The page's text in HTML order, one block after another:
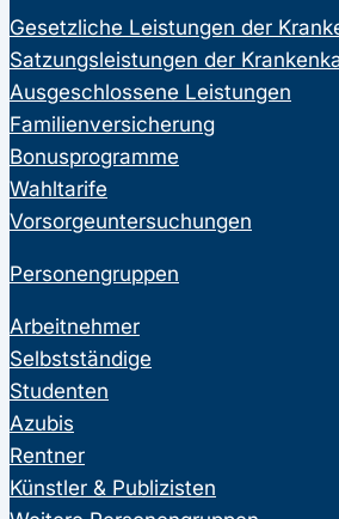
Gesetzliche Leistungen der
Satzungsleistungen der
Ausgeschlossene Leistungen
Familienversicherung
Bonusprogramme
Wahltarife
Vorsorgeuntersuchungen
Personengruppen
Arbeitnehmer
Selbstständige
Studenten
Azubis
Rentner
Künstler & Publizisten